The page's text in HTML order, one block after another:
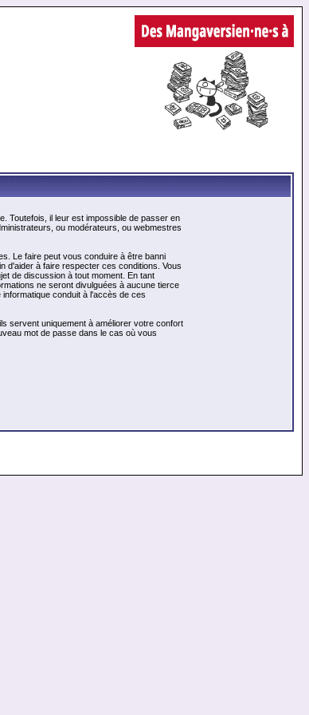
Toutefois, il leur est impossible de passer en
ou modérateurs, ou webmestres
Le faire peut vous conduire à être banni
d'aider à faire respecter ces conditions. Vous
de discussion à tout moment. En tant
ne seront divulguées à aucune tierce
conduit à l'accès de ces
servent uniquement à améliorer votre confort
mot de passe dans le cas où vous